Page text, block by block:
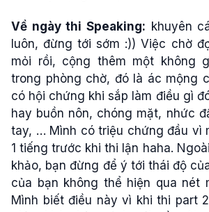
Về ngày thi Speaking: khuyên
luôn, đừng tới sớm :)) Việc chờ
mỏi rồi, cộng thêm một không
trong phòng chờ, đó là ác mộng
có hội chứng khi sắp làm điều gì
hay buồn nôn, chóng mặt, nhức
tay, … Mình có triệu chứng đầu vì
1 tiếng trước khi thi lận haha.
khảo, bạn đừng để ý tới thái độ
của bạn không thể hiện qua nét
Mình biết điều này vì khi thi part